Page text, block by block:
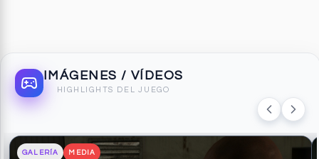
IMÁGENES / VÍDEOS
HIGHLIGHTS DEL JUEGO
GALERÍA MEDIA